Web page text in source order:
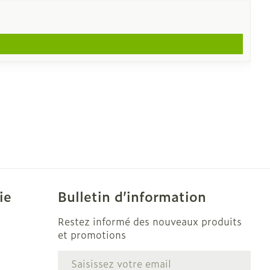
Bulletin d’information
Restez informé des nouveaux produits
et promotions
Adresse mail